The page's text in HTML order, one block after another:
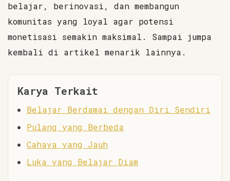
belajar, berinovasi, dan membangun
komunitas yang loyal agar potensi
monetisasi semakin maksimal. Sampai jumpa
kembali di artikel menarik lainnya.
Karya Terkait
Belajar Berdamai dengan Diri Sendiri
Pulang yang Berbeda
Cahaya yang Jauh
Luka yang Belajar Diam